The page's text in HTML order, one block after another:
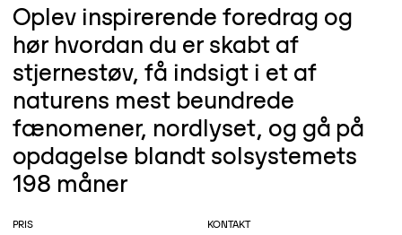
Oplev inspirerende foredrag og
hør hvordan du er skabt af
stjernestøv, få indsigt i et af
naturens mest beundrede
fænomener, nordlyset, og gå på
opdagelse blandt solsystemets
198 måner
PRIS KONTAKT